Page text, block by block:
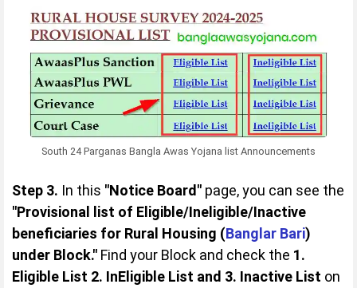
South 24 Parganas Bangla Awas Yojana list Announcements
Step 3. In this "Notice Board" page, you can see the
"Provisional list of Eligible/Ineligible/Inactive
beneficiaries for Rural Housing (Banglar Bari)
under Block." Find your Block and check the 1.
Eligible List 2. InEligible List and 3. Inactive List on